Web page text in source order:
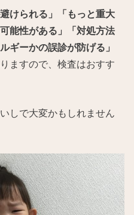
けられる」「もっと重大
能性がある」「対処方法
ギーかの誤診が防げる」
ますので、検査はおすす
しで大変かもしれません